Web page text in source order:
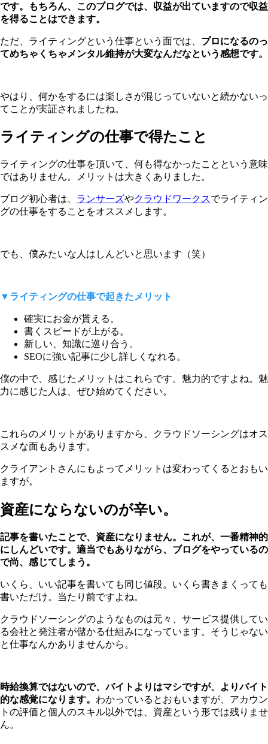
です。もちろん、このブログでは、収益が出ていますので収益
を得ることはできます。
ただ、ライティングという仕事という面では、 プロになるのっ
てめちゃくちゃメンタル維持が大変なんだなという感想です。
やはり、何かをするには楽しさが混じっていないと続かないっ
てことが実証されましたね。
ライティングの仕事で得たこと
ライティングの仕事を頂いて、何も得なかったことという意味
ではありません。メリットは大きくありました。
ブログ初心者は、 ランサーズやクラウドワークスでライティン
グの仕事をすることをオススメします。
でも、僕みたいな人はしんどいと思います（笑）
▼ライティングの仕事で起きたメリット
確実にお金が貰える。
書くスピードが上がる。
新しい、知識に巡り合う。
SEOに強い記事に少し詳しくなれる。
僕の中で、感じたメリットはこれらです。魅力的ですよね。魅
力に感じた人は、ぜひ始めてください。
これらのメリットがありますから、クラウドソーシングはオス
スメな面もあります。
クライアントさんにもよってメリットは変わってくるとおもい
ますが。
資産にならないのが辛い。
記事を書いたことで、資産になりません。これが、一番精神的
にしんどいです。適当でもありながら、ブログをやっているの
で尚、感じてしまう。
いくら、いい記事を書いても同じ値段。いくら書きまくっても
書いただけ。当たり前ですよね。
クラウドソーシングのようなものは元々、サービス提供してい
る会社と発注者が儲かる仕組みになっています。そうじゃない
と仕事なんかありませんから。
時給換算ではないので、バイトよりはマシですが、よりバイト
的な感覚になります。 わかっているとおもいますが、アカウン
トの評価と個人のスキル以外では、資産という形では残りませ
ん。